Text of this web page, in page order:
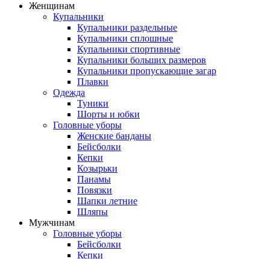
Женщинам
Купальники
Купальники раздельные
Купальники сплошные
Купальники спортивные
Купальники больших размеров
Купальники пропускающие загар
Плавки
Одежда
Туники
Шорты и юбки
Головные уборы
Женские банданы
Бейсболки
Кепки
Козырьки
Панамы
Повязки
Шапки летние
Шляпы
Мужчинам
Головные уборы
Бейсболки
Кепки